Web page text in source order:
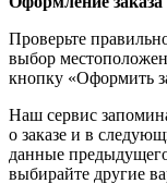
Проверьте
выбор
кнопку «Оформить
Наш сервис
о заказе и в
данные
выбирайте другие